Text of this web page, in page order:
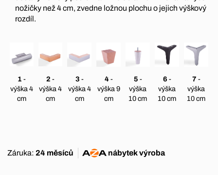
nožičky než 4 cm, zvedne ložnou plochu o jejich výškový
rozdíl.
1 -
výška 4
cm
2 -
výška 4
cm
3 -
výška 4
cm
4 -
výška 9
cm
5 -
výška
10 cm
6 -
výška
10 cm
7 -
výška
10 cm
Záruka: 24 měsíců nábytekvýroba